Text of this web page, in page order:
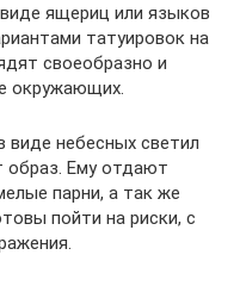
ящериц или языков
татуировок на
своеобразно и
окружающих.
виде небесных светил
образ. Ему отдают
парни, а так же
пойти на риски, с